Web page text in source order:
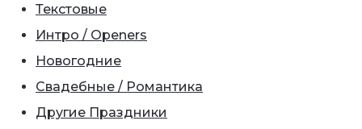
Текстовые
Интро / Openers
Новогодние
Свадебные / Романтика
Другие Праздники